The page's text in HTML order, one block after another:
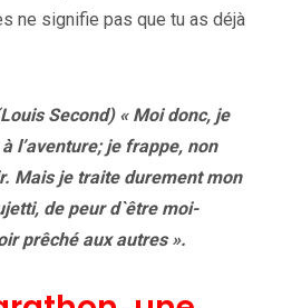
ne signifie pas que tu as déjà
Second) « Moi donc, je
l’aventure; je frappe, non
Mais je traite durement mon
de peur d`être moi-
prêché aux autres ».